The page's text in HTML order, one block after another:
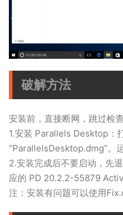
破解方法
安装前，直接断网，跳过检
1.安装 Parallels Desktop：
“ParallelsDesktop.dmg”。运
2.安装完成后不要启动，先
应的 PD 20.2.2-55879
注：安装有问题可以使用